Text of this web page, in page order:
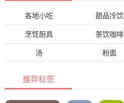
各地小吃 甜品冷饮
烹饪厨具 茶饮咖啡
汤 粉面
推荐标签